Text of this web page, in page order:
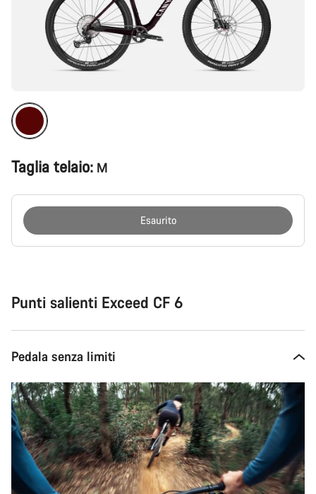
Taglia telaio: M
Esaurito
Punti salienti Exceed CF 6
Pedala senza limiti